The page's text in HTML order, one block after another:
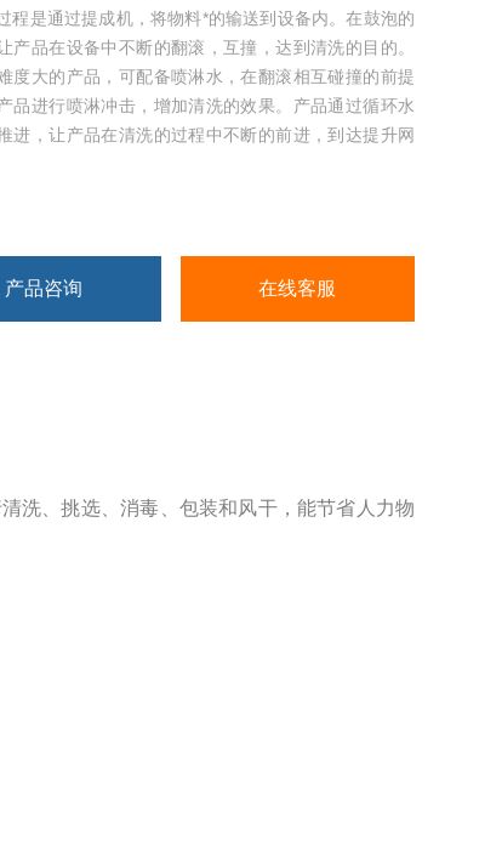
程是通过提成机，将物料*的输送到设备内。在鼓泡的
产品在设备中不断的翻滚，互撞，达到清洗的目的。
度大的产品，可配备喷淋水，在翻滚相互碰撞的前提
品进行喷淋冲击，增加清洗的效果。产品通过循环水
进，让产品在清洗的过程中不断的前进，到达提升网
产品咨询 在线客服
洗、挑选、消毒、包装和风干，能节省人力物